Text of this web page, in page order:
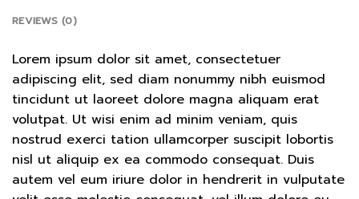
REVIEWS (0)
Lorem ipsum dolor sit amet, consectetuer
adipiscing elit, sed diam nonummy nibh euismod
tincidunt ut laoreet dolore magna aliquam erat
volutpat. Ut wisi enim ad minim veniam, quis
nostrud exerci tation ullamcorper suscipit lobortis
nisl ut aliquip ex ea commodo consequat. Duis
autem vel eum iriure dolor in hendrerit in vulputate